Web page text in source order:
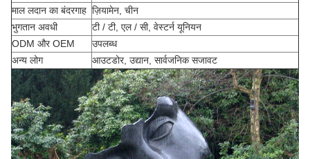
माल लदान का बंदरगाह ज़ियामेन, चीन
भुगतान अवधी
टी / टी, एल / सी, वेस्टर्न यूनियन
ODM और OEM
उपलब्ध
अन्य लोग
आउटडोर, उद्यान, सार्वजनिक सजावट